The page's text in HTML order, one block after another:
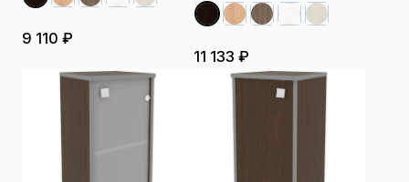
9 110 ₽
11 133 ₽